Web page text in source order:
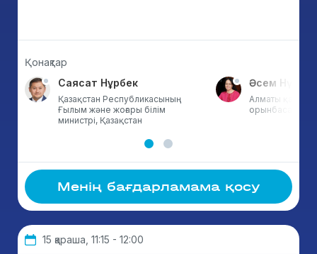
Қонақтар
Саясат Нұрбек
Қазақстан Республикасының
Ғылым және жоғары білім
министрі, Қазақстан
Әсем
Алматы қаласы
орынбасары,
Менің бағдарламама қосу
15 қараша, 11:15 - 12:00